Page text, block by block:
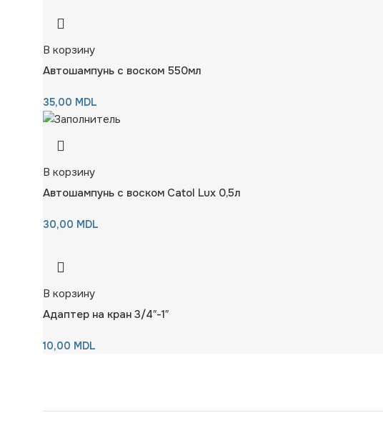
В корзину
Автошампунь с воском 550мл
35,00 MDL
В корзину
Автошампунь с воском Catol Lux 0,5л
30,00 MDL
В корзину
Адаптер на кран 3/4″-1″
10,00 MDL